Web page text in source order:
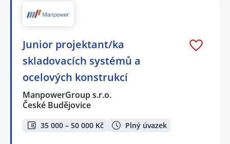
Junior projektant/ka
skladovacích systémů a
ocelových konstrukcí
ManpowerGroup s.r.o.
České Budějovice
35 000 – 50 000 Kč Plný úvazek